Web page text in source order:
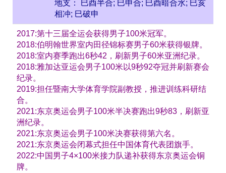
地支： 巳酉半合; 巳申合; 巳酉暗合水; 巳亥
相冲; 巳破申
2017:第十三届全运会获得男子100米冠军。
2018:伯明翰世界室内田径锦标赛男子60米获得银牌。
2018:室内赛季跑出6秒42，刷新男子60米亚洲纪录。
2018:雅加达亚运会男子100米以9秒92夺冠并刷新赛会
纪录。
2019:担任暨南大学体育学院副教授，推进训练科研结
合。
2021:东京奥运会男子100米半决赛跑出9秒83，刷新亚
洲纪录。
2021:东京奥运会男子100米决赛获得第六名。
2021:东京奥运会闭幕式担任中国体育代表团旗手。
2022:中国男子4×100米接力队递补获得东京奥运会铜
牌。